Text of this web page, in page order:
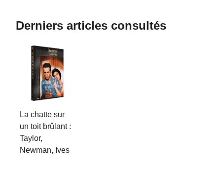
Derniers articles consultés
La chatte sur
un toit brûlant :
Taylor,
Newman, Ives